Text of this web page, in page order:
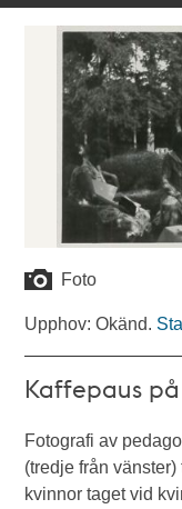
Foto
Upphov: Okänd.
Kaffepaus
Fotografi av
(tredje från
kvinnor taget vid